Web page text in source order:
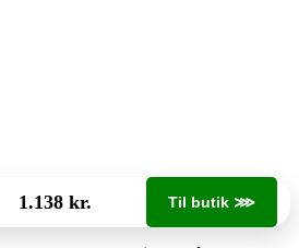
1.138 kr. Til butik ⋙